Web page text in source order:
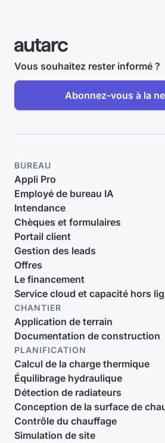
Vous souhaitez rester informé ?
Abonnez-vous à la
BUREAU
Appli Pro
Employé de bureau IA
Intendance
Chèques et formulaires
Portail client
Gestion des leads
Offres
Le financement
Service cloud et capacité hors
CHANTIER
Application de terrain
Documentation de construction
PLANIFICATION
Calcul de la charge thermique
Équilibrage hydraulique
Détection de radiateurs
Conception de la surface de
Contrôle du chauffage
Simulation de site